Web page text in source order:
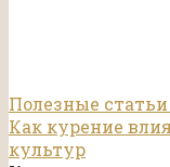
Полезные статьи
Как курение
культур